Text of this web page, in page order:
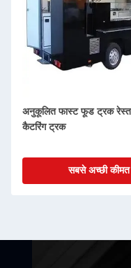
अनुकूलित फास्ट फूड ट्रक
कैटरिंग ट्रक
सबसे अच्छी कीमत